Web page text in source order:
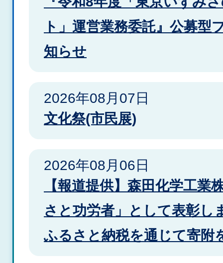
ト」運営業務委託』公募型
知らせ
2026年08月07日
文化祭(市民展)
2026年08月06日
【報道提供】森田化学工業
さと功労者」として表彰し
ふるさと納税を通じて寄附